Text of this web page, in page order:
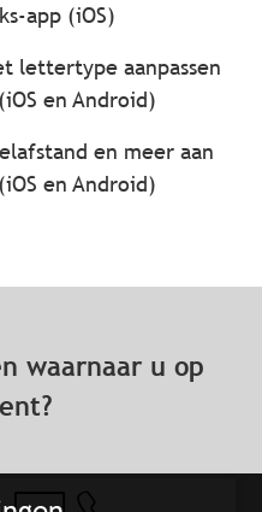
app (iOS)
lettertype aanpassen
en Android)
en meer aan
en Android)
waarnaar u op